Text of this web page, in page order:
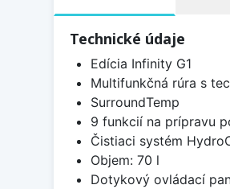
Technické údaje
Edícia Infinity G1
Multifunkčná rúra s
SurroundTemp
9 funkcií na prípravu
Čistiaci systém
Objem: 70 l
Dotykový ovládací